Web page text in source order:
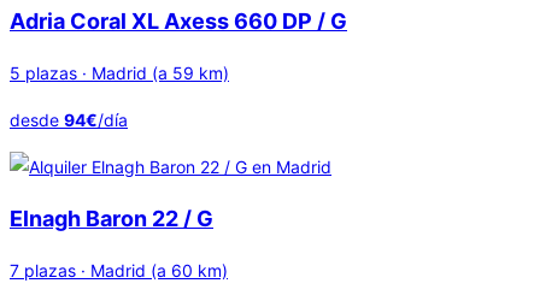
Adria Coral XL Axess 660 DP / G
5 plazas · Madrid (a 59 km)
desde 94€/día
Elnagh Baron 22 / G
7 plazas · Madrid (a 60 km)